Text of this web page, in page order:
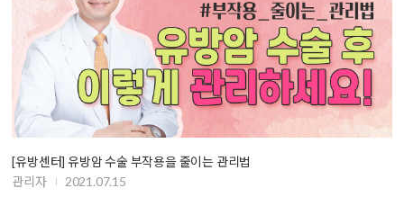
[유방센터] 유방암 수술 부작용을 줄이는 관리법
관리자
2021.07.15